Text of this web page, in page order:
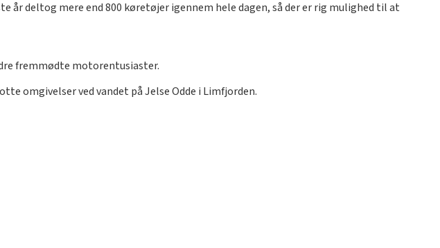
deltog mere end 800 køretøjer igennem hele dagen, så der er rig mulighed til at
fremmødte motorentusiaster.
omgivelser ved vandet på Jelse Odde i Limfjorden.